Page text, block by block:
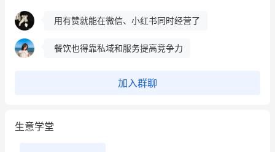
餐饮也得靠私域和服务提高竞争力
昨晚的直播课程太好啦❤️
加入群聊
生意学堂